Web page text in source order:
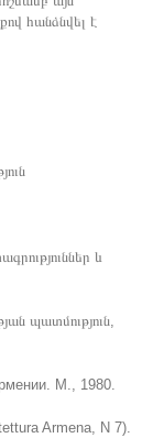
հանձնվել է
և
պատմություն,
М., 1980.
Armena, N 7).